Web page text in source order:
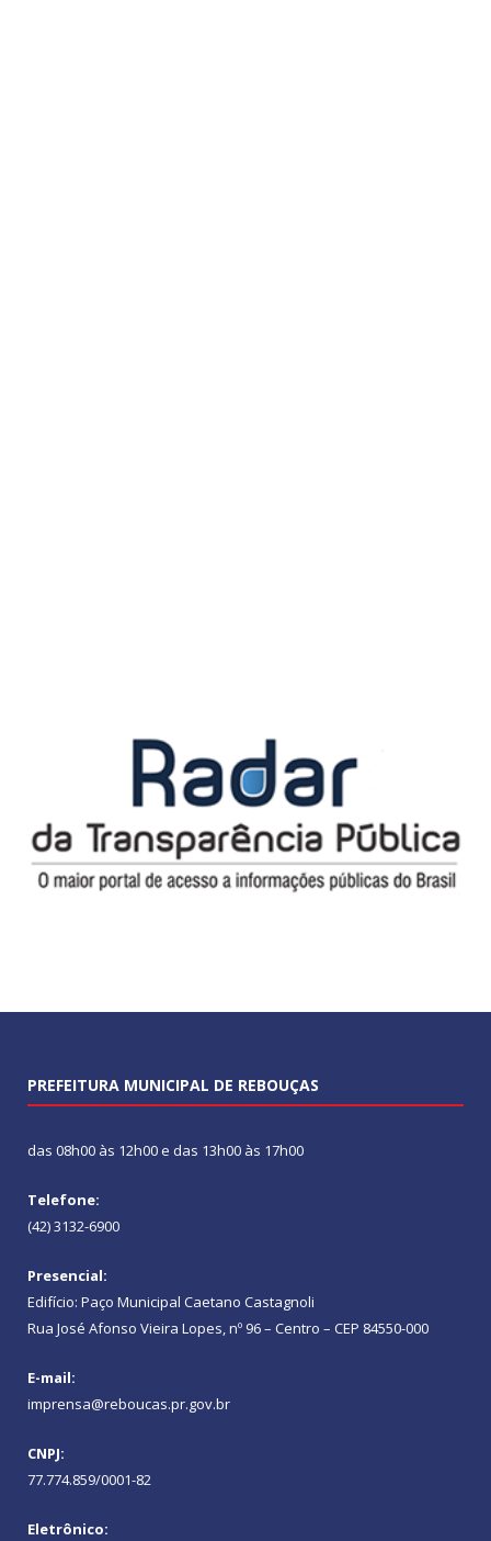
PREFEITURA MUNICIPAL DE REBOUÇAS
das 08h00 às 12h00 e das 13h00 às 17h00
Telefone:
(42) 3132-6900
Presencial:
Edifício: Paço Municipal Caetano Castagnoli
Rua José Afonso Vieira Lopes, nº 96 – Centro – CEP 84550-000
E-mail:
imprensa@reboucas.pr.gov.br
CNPJ:
77.774.859/0001-82
Eletrônico: